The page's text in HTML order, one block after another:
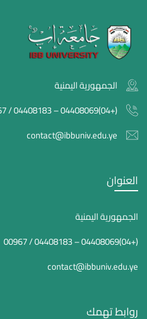
الجمهورية اليمنية
(+04)04408069 – 04408183 / 00967
contact@ibbuniv.edu.ye
العنوان
الجمهورية اليمنية
(+04)04408069 – 04408183 / 00967
contact@ibbuniv.edu.ye
روابط تهمك